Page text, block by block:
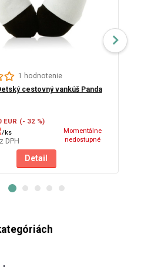
1 hodnotenie
cestovný vankúš Panda
EUR (- 32 %)
/ks
DPH
Momentálne
nedostupné
Detail